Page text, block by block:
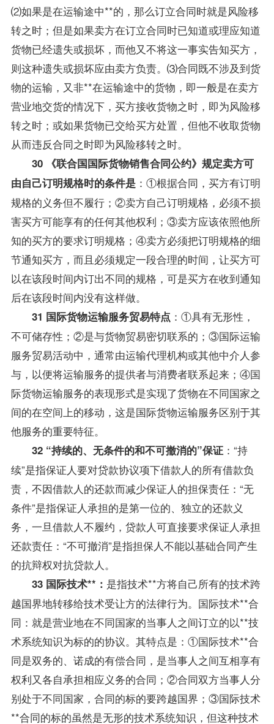
⑵如果是在运输途中**的，那么订立合同时就是风险移
转之时；但是如果卖方在订立合同时已知道或理应知道
货物已经遗失或损坏，而他又不将这一事实告知买方，
则这种遗失或损坏应由卖方负责。⑶合同既不涉及到货
物的运输，又非**在运输途中的货物，即一般是在卖方
营业地交货的情况下，买方接收货物之时，即为风险移
转之时；或如果货物已交给买方处置，但他不收取货物
从而违反合同之时即为风险移转之时。
30 《联合国国际货物销售合同公约》规定卖方可
由自己订明规格时的条件是：①根据合同，买方有订明
规格的义务但不履行；②卖方自己订明规格，必须不损
害买方可能享有的任何其他权利；③卖方应该依照他所
知的买方的要求订明规格；④卖方必须把订明规格的细
节通知买方，而且必须规定一段合理的时间，让买方可
以在该段时间内订出不同的规格，可是买方在收到通知
后在该段时间内没有这样做。
31 国际货物运输服务贸易特点 ：①具有无形性，
不可储存性；②是与货物贸易密切联系的；③国际运输
服务贸易活动中，通常由运输代理机构或其他中介人参
与，以便将运输服务的提供者与消费者联系起来；④国
际货物运输服务的表现形式是实现了货物在不同国家之
间的在空间上的移动，这是国际货物运输服务区别于其
他服务的重要特征。
32 “持续的、无条件的和不可撤消的”保证：“持
续”是指保证人要对贷款协议项下借款人的所有借款负
责，不因借款人的还款而减少保证人的担保责任：“无
条件”是指保证人承担的是第一位的、独立的还款义
务，一旦借款人不履约，贷款人可直接要求保证人承担
还款责任：“不可撤消”是指担保人不能以基础合同产生
的抗辩权对抗贷款人。
33 国际技术**： 是指技术**方将自己所有的技术跨
越国界地转移给技术受让方的法律行为。国际技术**合
同：就是营业地在不同国家的当事人之间订立的以**技
术系统知识为标的的协议。其特点是：①国际技术**合
同是双务的、诺成的有偿合同，是当事人之间互相享有
权利又各自承担相应义务的合同；②合同双方当事人分
别处于不同国家，合同的标的要跨越国界；③国际技术
**合同的标的虽然是无形的技术系统知识，但这种技术